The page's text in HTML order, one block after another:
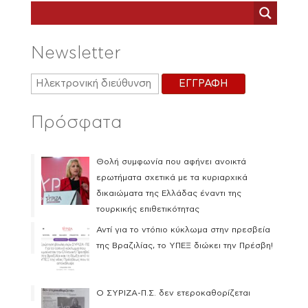
Newsletter
Πρόσφατα
Θολή συμφωνία που αφήνει ανοικτά
ερωτήματα σχετικά με τα κυριαρχικά
δικαιώματα της Ελλάδας έναντι της
τουρκικής επιθετικότητας
Αντί για το ντόπιο κύκλωμα στην πρεσβεία
της Βραζιλίας, το ΥΠΕΞ διώκει την Πρέσβη!
Ο ΣΥΡΙΖΑ-Π.Σ. δεν ετεροκαθορίζεται